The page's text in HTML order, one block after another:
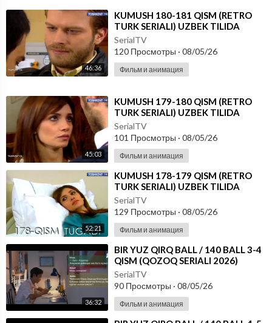
46:36
⁣KUMUSH 180-181 QISM (RETRO
TURK SERIALI) UZBEK TILIDA
SerialTV
120 Просмотры · 08/05/26
Фильм и анимация
45:03
⁣KUMUSH 179-180 QISM (RETRO
TURK SERIALI) UZBEK TILIDA
SerialTV
101 Просмотры · 08/05/26
Фильм и анимация
52:21
⁣KUMUSH 178-179 QISM (RETRO
TURK SERIALI) UZBEK TILIDA
SerialTV
129 Просмотры · 08/05/26
Фильм и анимация
36:32
⁣⁣BIR YUZ QIRQ BALL / 140 BALL 3-4
QISM (QOZOQ SERIALI 2026)
UZBEK TILIDA
SerialTV
90 Просмотры · 08/05/26
Фильм и анимация